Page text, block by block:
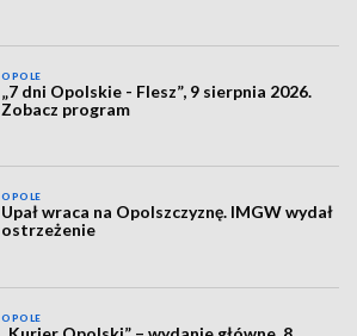
OPOLE
„7 dni Opolskie - Flesz”, 9 sierpnia 2026.
Zobacz program
OPOLE
Upał wraca na Opolszczyznę. IMGW wydał
ostrzeżenie
OPOLE